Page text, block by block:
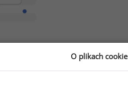
zarabiać
O plikach cookie